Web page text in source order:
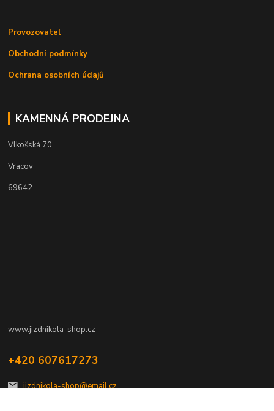
Provozovatel
Obchodní podmínky
Ochrana osobních údajů
KAMENNÁ PRODEJNA
Vlkošská 70
Vracov
69642
www.jizdnikola-shop.cz
+420 607617273
jizdnikola-shop@email.cz